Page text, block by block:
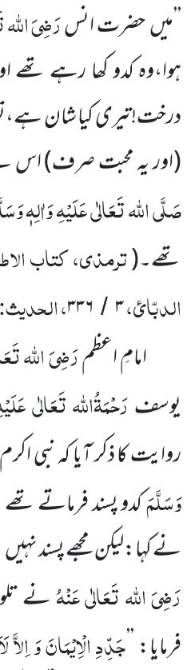
’’میںحضرت انسرَضِیَ
ہوا،وہکدو کھا رہے تھے
درخت!تیری کیا شان
(اور یہ محبت صرف)اس
صَلَّی اللہ تَعَالٰی عَلَیْہِ وَاٰلِہٖ
تھے۔(ترمذی، کتاب
الدبّائ،۳ / ۳۳۶، الحدیث:
امامِ اعظمرَضِیَ اللہ
یوسفرَحْمَۃُاللہ تَعَالٰی
روایت کا ذکر آیاکہ نبی اکرم
وَسَلَّمَکدو پسند فرماتے
نے کہا:لیکن مجھے پسند نہیں
رَضِیَ اللہ تَعَالٰی عَنْہُنے
فرمایا:’’جَدِّدِالْاِیْمَانَوَاِلاَّ